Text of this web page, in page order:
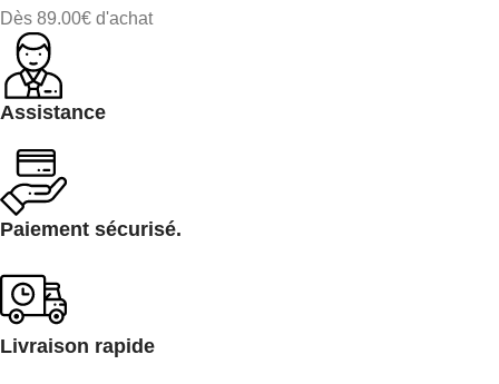
Dès 89.00€ d'achat
Assistance
Paiement sécurisé.
Livraison rapide